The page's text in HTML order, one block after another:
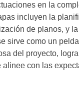
en la
incluyen la
de planos, y
sirve como un
del proyecto,
alinee con las